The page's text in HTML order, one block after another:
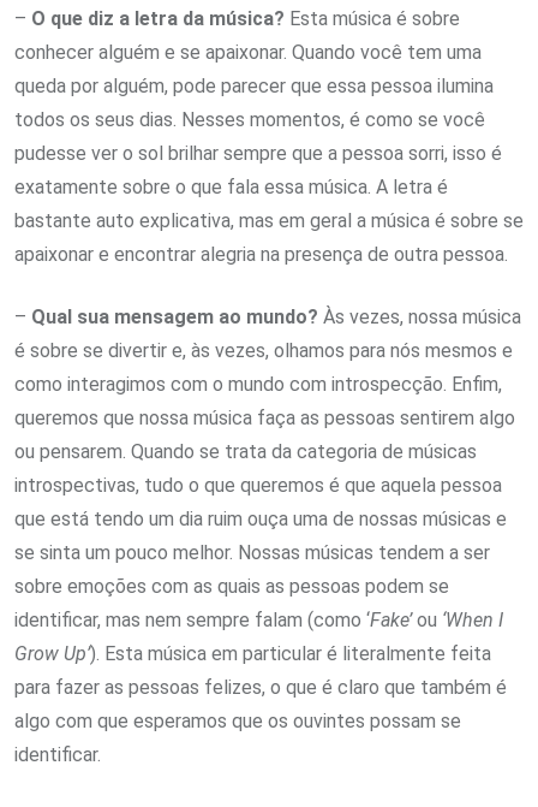
– O que diz a letra da música? Esta música é sobre
conhecer alguém e se apaixonar. Quando você tem uma
queda por alguém, pode parecer que essa pessoa ilumina
todos os seus dias. Nesses momentos, é como se você
pudesse ver o sol brilhar sempre que a pessoa sorri, isso é
exatamente sobre o que fala essa música. A letra é
bastante auto explicativa, mas em geral a música é sobre se
apaixonar e encontrar alegria na presença de outra pessoa.
– Qual sua mensagem ao mundo? Às vezes, nossa música
é sobre se divertir e, às vezes, olhamos para nós mesmos e
como interagimos com o mundo com introspecção. Enfim,
queremos que nossa música faça as pessoas sentirem algo
ou pensarem. Quando se trata da categoria de músicas
introspectivas, tudo o que queremos é que aquela pessoa
que está tendo um dia ruim ouça uma de nossas músicas e
se sinta um pouco melhor. Nossas músicas tendem a ser
sobre emoções com as quais as pessoas podem se
identificar, mas nem sempre falam (como ‘Fake’ou ‘When I
Grow Up’). Esta música em particular é literalmente feita
para fazer as pessoas felizes, o que é claro que também é
algo com que esperamos que os ouvintes possam se
identificar.